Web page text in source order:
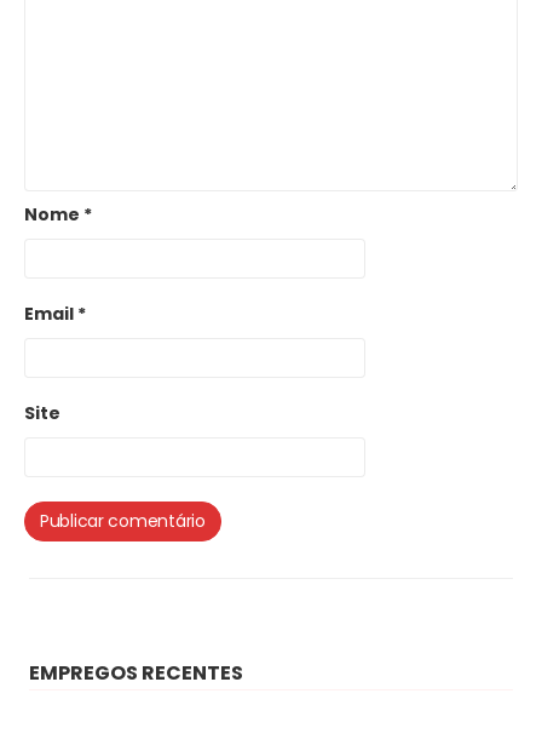
Nome *
Email *
Site
EMPREGOS RECENTES